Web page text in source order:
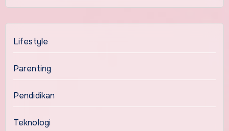
Lifestyle
Parenting
Pendidikan
Teknologi